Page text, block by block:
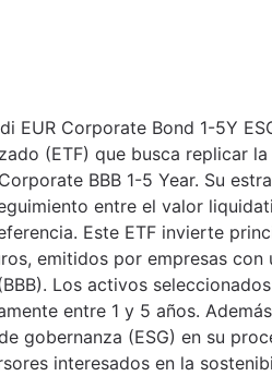
EUR Corporate Bond 1-5Y
(ETF) que busca replicar
BBB 1-5 Year. Su
entre el valor
Este ETF invierte
emitidos por empresas con
Los activos
entre 1 y 5 años.
gobernanza (ESG) en su
interesados en la